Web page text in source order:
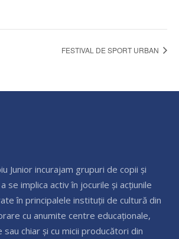
FESTIVAL DE SPORT URBAN
Junior incurajam grupuri de copii și
se implica activ în jocurile și acțiunile
în principalele instituții de cultură din
cu anumite centre educaționale,
chiar și cu micii producători din